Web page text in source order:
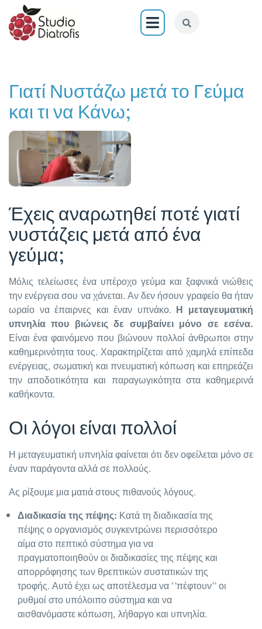
Γιατί Νυστάζω μετά το Γεύμα
και τι να Κάνω;
Έχεις αναρωτηθεί ποτέ γιατί
νυστάζεις μετά από ένα
γεύμα;
Μόλις τελείωσες ένα υπέροχο γεύμα και ξαφνικά νιώθεις
την ενέργεια σου να χάνεται. Αν δεν ήσουν γραφείο θα ήταν
ωραίο να έπαιρνες και έναν υπνάκο. Η μεταγευματική
υπνηλία που βιώνεις δε συμβαίνει μόνο σε εσένα.
Είναι ένα φαινόμενο που βιώνουν πολλοί άνθρωποι στην
καθημερινότητα τους. Χαρακτηρίζεται από χαμηλά επίπεδα
ενέργειας, σωματική και πνευματική κόπωση και επηρεάζει
την αποδοτικότητα και παραγωγικότητα στα καθημερινά
καθήκοντα.
Οι λόγοι είναι πολλοί
Η μεταγευματική υπνηλία φαίνεται ότι δεν οφείλεται μόνο σε
έναν παράγοντα αλλά σε πολλούς.
Ας ρίξουμε μια ματιά στους πιθανούς λόγους.
Διαδικασία της πέψης: Κατά τη διαδικασία της
πέψης ο οργανισμός συγκεντρώνει περισσότερο
αίμα στο πεπτικό σύστημα για να
πραγματοποιηθούν οι διαδικασίες της πέψης και
απορρόφησης των θρεπτικών συστατικών της
τροφής. Αυτό έχει ως αποτέλεσμα να ‘’πέφτουν’’ οι
ρυθμοί στο υπόλοιπο σύστημα και να
αισθανόμαστε κόπωση, λήθαργο και υπνηλία.